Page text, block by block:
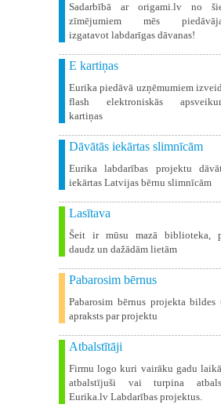
Sadarbībā ar origami.lv no
zīmējumiem mēs
izgatavot labdarīgas dāvanas!
E kartiņas
Eurika piedāvā uzņēmumiem
flash elektroniskās
kartiņas
Dāvātās iekārtas slimnīcām
Eurika labdarības projektu
iekārtas Latvijas bērnu slimnīcām
Lasītava
Šeit ir mūsu mazā biblioteka,
daudz un dažādām lietām
Pabarosim bērnus
Pabarosim bērnus projekta bildes
apraksts par projektu
Atbalstītāji
Firmu logo kuri vairāku gadu
atbalstījuši vai turpina
Eurika.lv Labdarības projektus.